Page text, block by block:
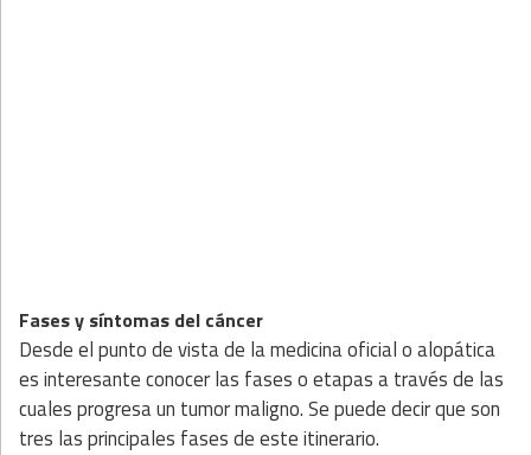
Fases y síntomas del cáncer
Desde el punto de vista de la medicina oficial o alopática
es interesante conocer las fases o etapas a través de las
cuales progresa un tumor maligno. Se puede decir que son
tres las principales fases de este itinerario.